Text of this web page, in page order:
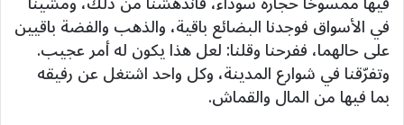
في الأسواق فوجدنا البضائع باقية، والذهب والفضة باقيين
على حالهما، ففرحنا وقلنا: لعل هذا يكون له أمر عجيب.
وتفرّقنا في شوارع المدينة، وكل واحد اشتغل عن رفيقه
بما فيها من المال والقماش.